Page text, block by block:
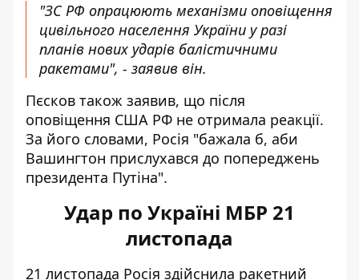
"ЗС РФ опрацюють механізми оповіщення
цивільного населення України у разі
планів нових ударів балістичними
ракетами", - заявив він.
Пєсков також заявив, що після
оповіщення США РФ не отримала реакції.
За його словами, Росія "бажала б, аби
Вашингтон прислухався до попереджень
президента Путіна".
Удар по Україні МБР 21
листопада
21 листопада Росія здійснила ракетний